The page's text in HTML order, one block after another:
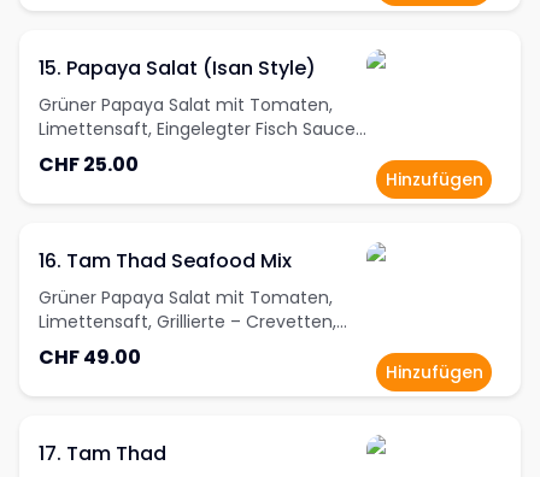
15. Papaya Salat (Isan Style)
Grüner Papaya Salat mit Tomaten,
Limettensaft, Eingelegter Fisch Sauce
und Salzigen Krabben
CHF 25.00
Hinzufügen
16. Tam Thad Seafood Mix
Grüner Papaya Salat mit Tomaten,
Limettensaft, Grillierte – Crevetten,
Tintenfisch und Miesmuscheln.
Papaya Salat nach Wahl (Thai oder
Isan Style)
CHF 49.00
Hinzufügen
17. Tam Thad